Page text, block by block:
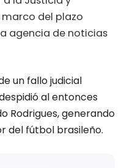
del plazo
agencia de noticias
un fallo judicial
al entonces
Rodrigues, generando
del fútbol brasileño.